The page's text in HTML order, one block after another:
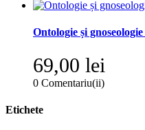
Ontologie și
69,00 lei
0 Comentariu(ii)
Etichete